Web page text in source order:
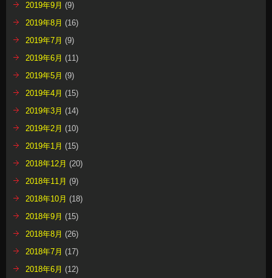
2019年9月 (9)
2019年8月 (16)
2019年7月 (9)
2019年6月 (11)
2019年5月 (9)
2019年4月 (15)
2019年3月 (14)
2019年2月 (10)
2019年1月 (15)
2018年12月 (20)
2018年11月 (9)
2018年10月 (18)
2018年9月 (15)
2018年8月 (26)
2018年7月 (17)
2018年6月 (12)